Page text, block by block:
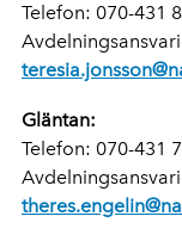
Telefon: 070-431
Gläntan:
Telefon: 070-431